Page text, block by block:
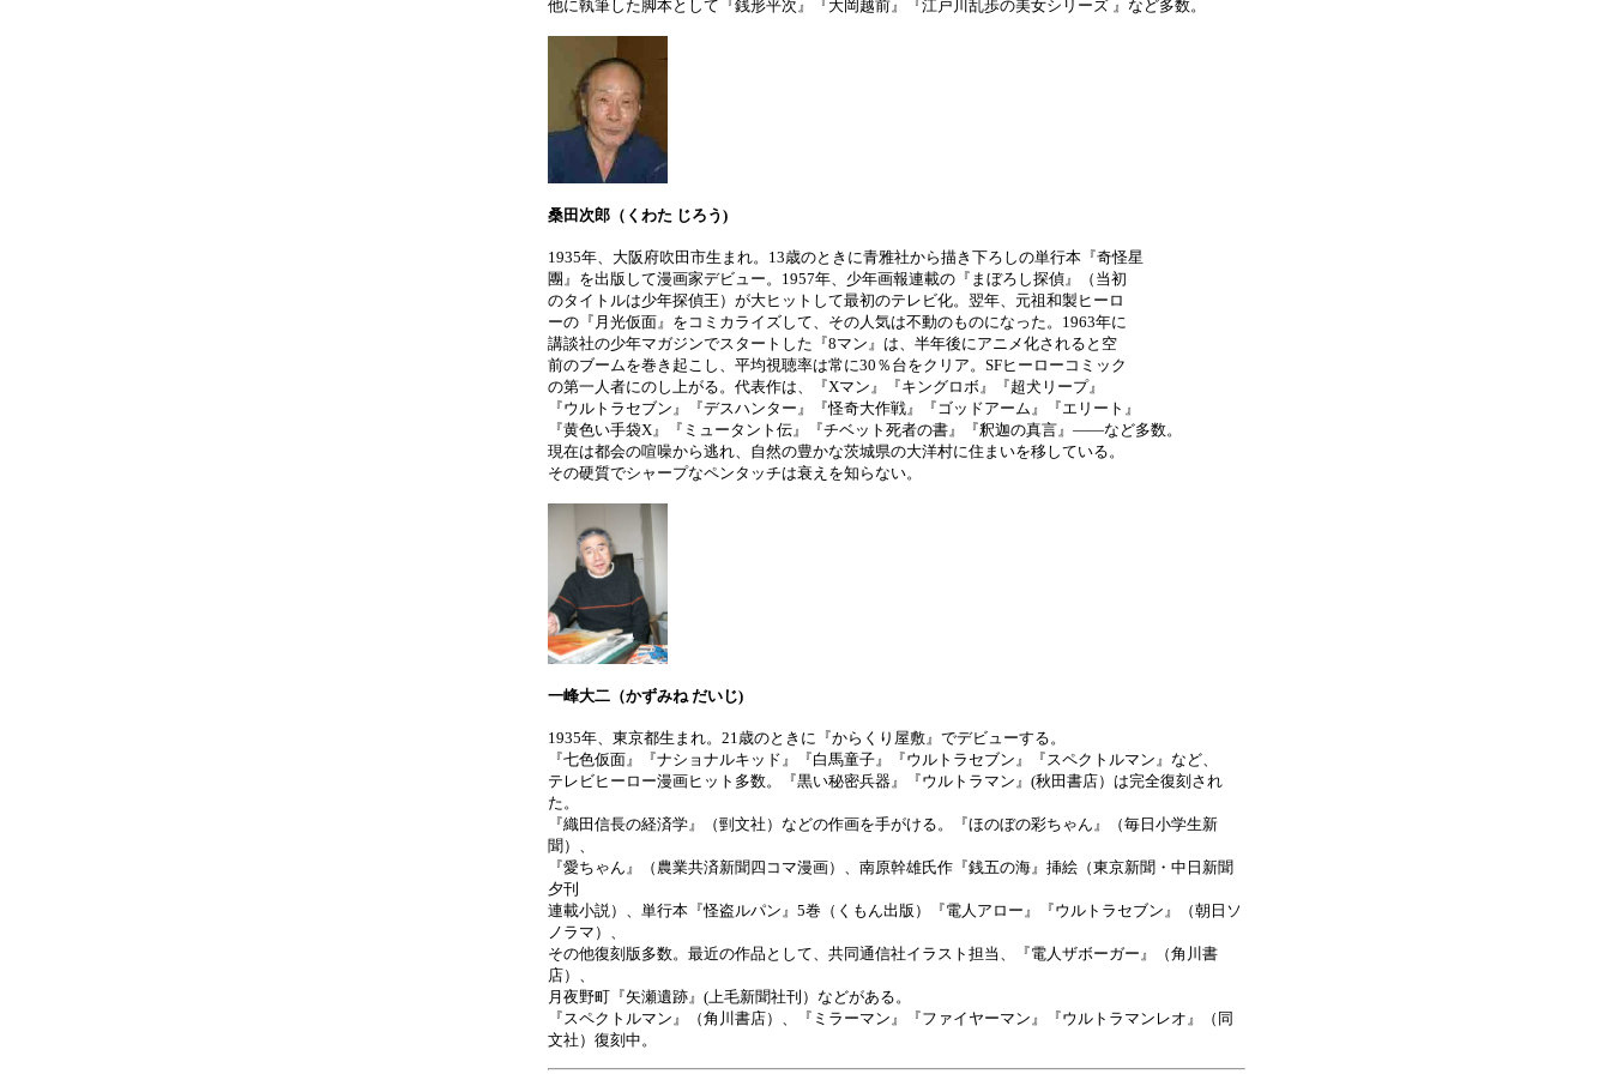
他に執筆した脚本として『銭形平次』『大岡越前』『江戸川乱歩の美女シリーズ 』など多数。
桑田次郎（くわた じろう)
1935年、大阪府吹田市生まれ。13歳のときに青雅社から描き下ろしの単行本『奇怪星
團』を出版して漫画家デビュー。1957年、少年画報連載の『まぼろし探偵』（当初
のタイトルは少年探偵王）が大ヒットして最初のテレビ化。翌年、元祖和製ヒーロ
ーの『月光仮面』をコミカライズして、その人気は不動のものになった。1963年に
講談社の少年マガジンでスタートした『8マン』は、半年後にアニメ化されると空
前のブームを巻き起こし、平均視聴率は常に30％台をクリア。SFヒーローコミック
の第一人者にのし上がる。代表作は、『Xマン』『キングロボ』『超犬リープ』
『ウルトラセブン』『デスハンター』『怪奇大作戦』『ゴッドアーム』『エリート』
『黄色い手袋X』『ミュータント伝』『チベット死者の書』『釈迦の真言』――など多数。
現在は都会の喧噪から逃れ、自然の豊かな茨城県の大洋村に住まいを移している。
その硬質でシャープなペンタッチは衰えを知らない。
一峰大二（かずみね だいじ)
1935年、東京都生まれ。21歳のときに『からくり屋敷』でデビューする。
『七色仮面』『ナショナルキッド』『白馬童子』『ウルトラセブン』『スペクトルマン』など、
テレビヒーロー漫画ヒット多数。『黒い秘密兵器』『ウルトラマン』(秋田書店）は完全復刻され
た。
『織田信長の経済学』（剄文社）などの作画を手がける。『ほのぼの彩ちゃん』（毎日小学生新
聞）、
『愛ちゃん』（農業共済新聞四コマ漫画）、南原幹雄氏作『銭五の海』挿絵（東京新聞・中日新聞
夕刊
連載小説）、単行本『怪盗ルパン』5巻（くもん出版）『電人アロー』『ウルトラセブン』（朝日ソ
ノラマ）、
その他復刻版多数。最近の作品として、共同通信社イラスト担当、『電人ザボーガー』（角川書
店）、
月夜野町『矢瀬遺跡』(上毛新聞社刊）などがある。
『スペクトルマン』（角川書店）、『ミラーマン』『ファイヤーマン』『ウルトラマンレオ』（同
文社）復刻中。